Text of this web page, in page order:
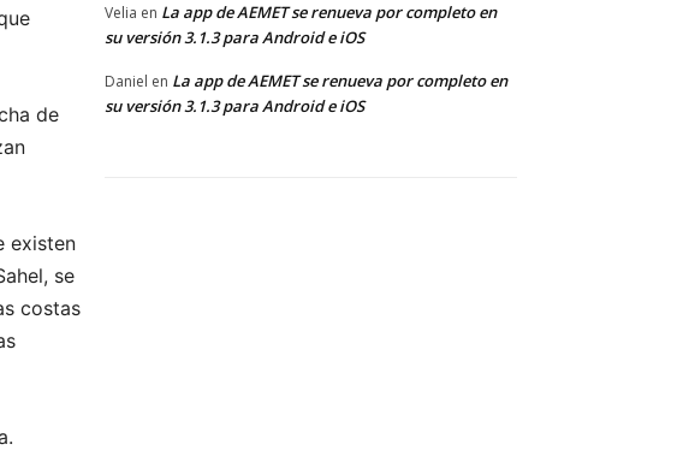
de
existen
se
costas
Velia en La app de AEMET se renueva por completo en
su versión 3.1.3 para Android e iOS
Daniel en La app de AEMET se renueva por completo en
su versión 3.1.3 para Android e iOS